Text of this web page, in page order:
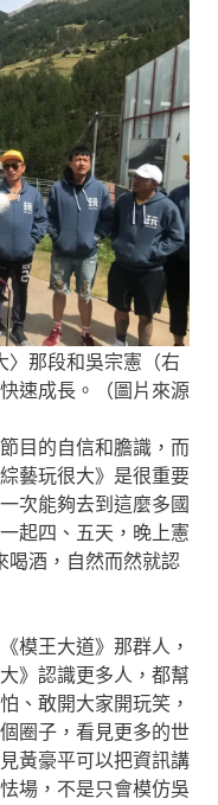
〉那段和吳宗憲（右
速成長。（圖片來源
目的自信和膽識，而
藝玩很大》是很重要
次能夠去到這麼多國
起四、五天，晚上憲
喝酒，自然而然就認
模王大道》那群人，
》認識更多人，都幫
、敢開大家開玩笑，
圈子，看見更多的世
黃豪平可以把資訊講
場，不是只會模仿吳